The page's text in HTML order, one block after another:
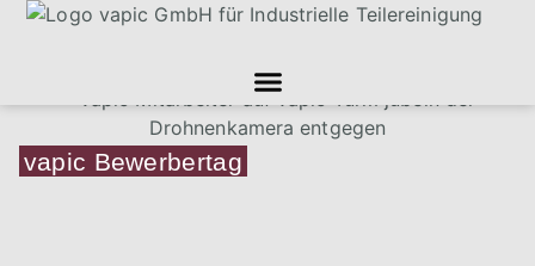
vapic Bewerbertag